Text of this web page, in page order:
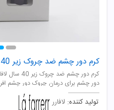
کرم دور چشم ضد چروک زیر 40 سال لافارر
کرم دور
دور چشم برای درمان چروک دور چشم افراد زیر 40 سال
تولید کننده: لافارر